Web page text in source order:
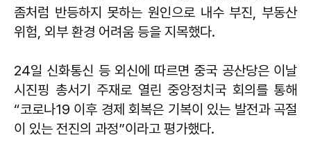
좀처럼 반등하지 못하는 원인으로 내수 부진, 부동산
위험, 외부 환경 어려움 등을 지목했다.
24일 신화통신 등 외신에 따르면 중국 공산당은 이날
시진핑 총서기 주재로 열린 중앙정치국 회의를 통해
“코로나19 이후 경제 회복은 기복이 있는 발전과 곡절
이 있는 전진의 과정”이라고 평가했다.